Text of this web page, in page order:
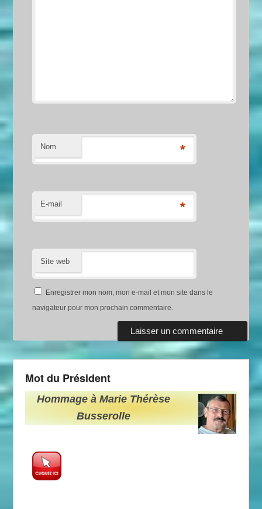
Nom *
E-mail *
Site web
Enregistrer mon nom, mon e-mail et mon site dans le
navigateur pour mon prochain commentaire.
Mot du Président
Hommage à Marie Thérèse
Busserolle